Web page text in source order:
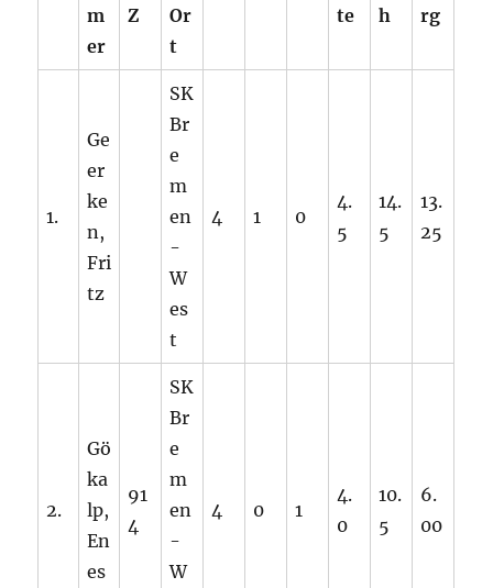
m
er
Z
Or
t
te
h
rg
1.
Ge
er
ke
n,
Fri
tz
SK
Br
e
m
en
-
W
es
t
4 1 0
4.
5
14.
5
13.
25
2.
Gö
ka
lp,
En
es
91
4
SK
Br
e
m
en
-
W
4 0 1
4.
0
10.
5
6.
00